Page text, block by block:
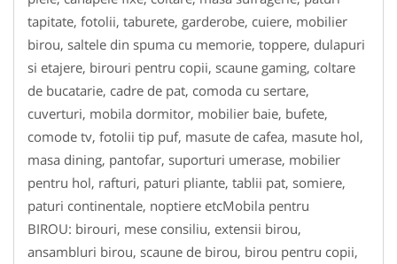
tapitate, fotolii, taburete, garderobe, cuiere, mobilier
birou, saltele din spuma cu memorie, toppere, dulapuri
si etajere, birouri pentru copii, scaune gaming, coltare
de bucatarie, cadre de pat, comoda cu sertare,
cuverturi, mobila dormitor, mobilier baie, bufete,
comode tv, fotolii tip puf, masute de cafea, masute hol,
masa dining, pantofar, suporturi umerase, mobilier
pentru hol, rafturi, paturi pliante, tablii pat, somiere,
paturi continentale, noptiere etcMobila pentru
BIROU: birouri, mese consiliu, extensii birou,
ansambluri birou, scaune de birou, birou pentru copii,